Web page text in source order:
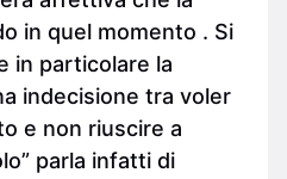
in quel momento . Si
in particolare la
indecisione tra voler
e non riuscire a
parla infatti di